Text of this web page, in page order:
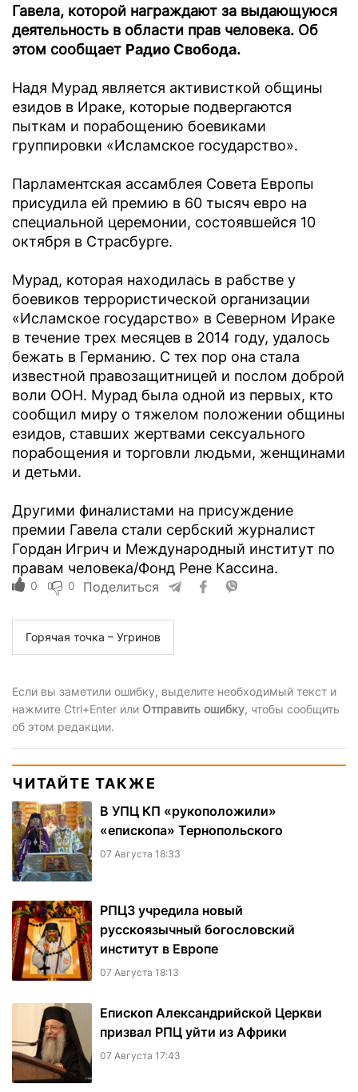
Гавела, которой награждают за выдающуюся
деятельность в области прав человека. Об
этом сообщает Радио Свобода.
Надя Мурад является активисткой общины
езидов в Ираке, которые подвергаются
пыткам и порабощению боевиками
группировки «Исламское государство».
Парламентская ассамблея Совета Европы
присудила ей премию в 60 тысяч евро на
специальной церемонии, состоявшейся 10
октября в Страсбурге.
Мурад, которая находилась в рабстве у
боевиков террористической организации
«Исламское государство» в Северном Ираке
в течение трех месяцев в 2014 году, удалось
бежать в Германию. С тех пор она стала
известной правозащитницей и послом доброй
воли ООН. Мурад была одной из первых, кто
сообщил миру о тяжелом положении общины
езидов, ставших жертвами сексуального
порабощения и торговли людьми, женщинами
и детьми.
Другими финалистами на присуждение
премии Гавела стали сербский журналист
Гордан Игрич и Международный институт по
правам человека/Фонд Рене Кассина.
0 0 Поделиться
Горячая точка – Угринов
Если вы заметили ошибку, выделите необходимый текст и
нажмите Ctrl+Enter или Отправить ошибку, чтобы сообщить
об этом редакции.
ЧИТАЙТЕ ТАКЖЕ
В УПЦ КП «рукоположили»
«епископа» Тернопольского
07 Августа 18:33
РПЦЗ учредила новый
русскоязычный богословский
институт в Европе
07 Августа 18:13
Епископ Александрийской Церкви
призвал РПЦ уйти из Африки
07 Августа 17:43